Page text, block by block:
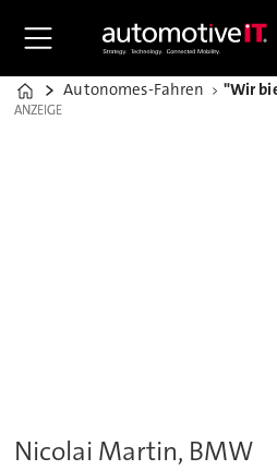
Home
Autonomes-Fahren
ANZEIGE
ANZEIGE
Nicolai Martin, BMW